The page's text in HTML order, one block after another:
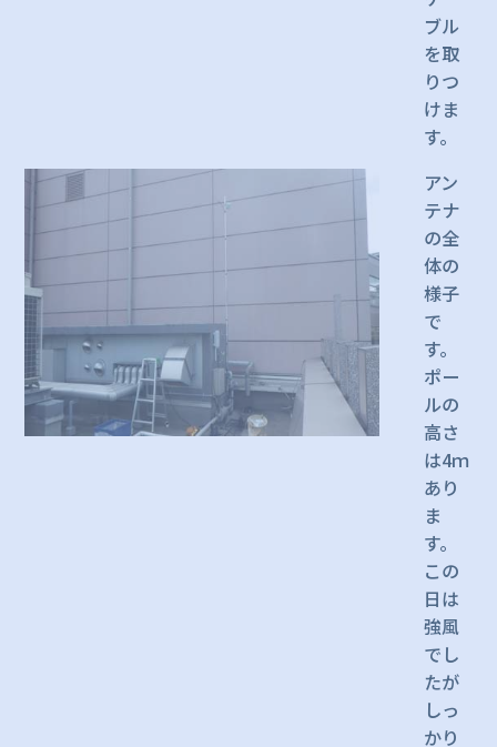
ブル
を取
りつ
けま
す。
アン
テナ
の全
体の
様子
で
す。
ポー
ルの
高さ
は4ｍ
あり
ま
す。
この
日は
強風
でし
たが
しっ
かり